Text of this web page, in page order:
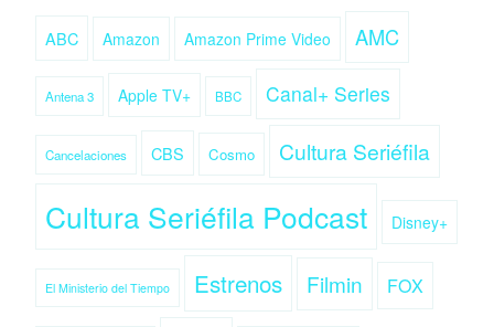
ABC Amazon Amazon Prime Video AMC
Antena 3 Apple TV+ BBC Canal+ Series
Cancelaciones CBS Cosmo Cultura Seriéfila
Cultura Seriéfila Podcast Disney+
El Ministerio del Tiempo Estrenos Filmin FOX